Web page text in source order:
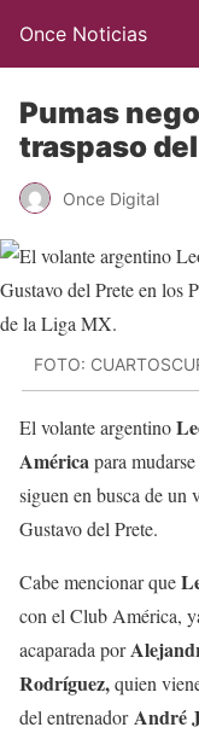
Once Noticias
Pumas
traspaso
Once Digital
FOTO:
El volante argentino
Américapara
siguen en busca de un
Gustavo del Prete.
Cabe mencionar que
con el Club América,
acaparada por
Rodríguez,quien
del entrenadorAndré